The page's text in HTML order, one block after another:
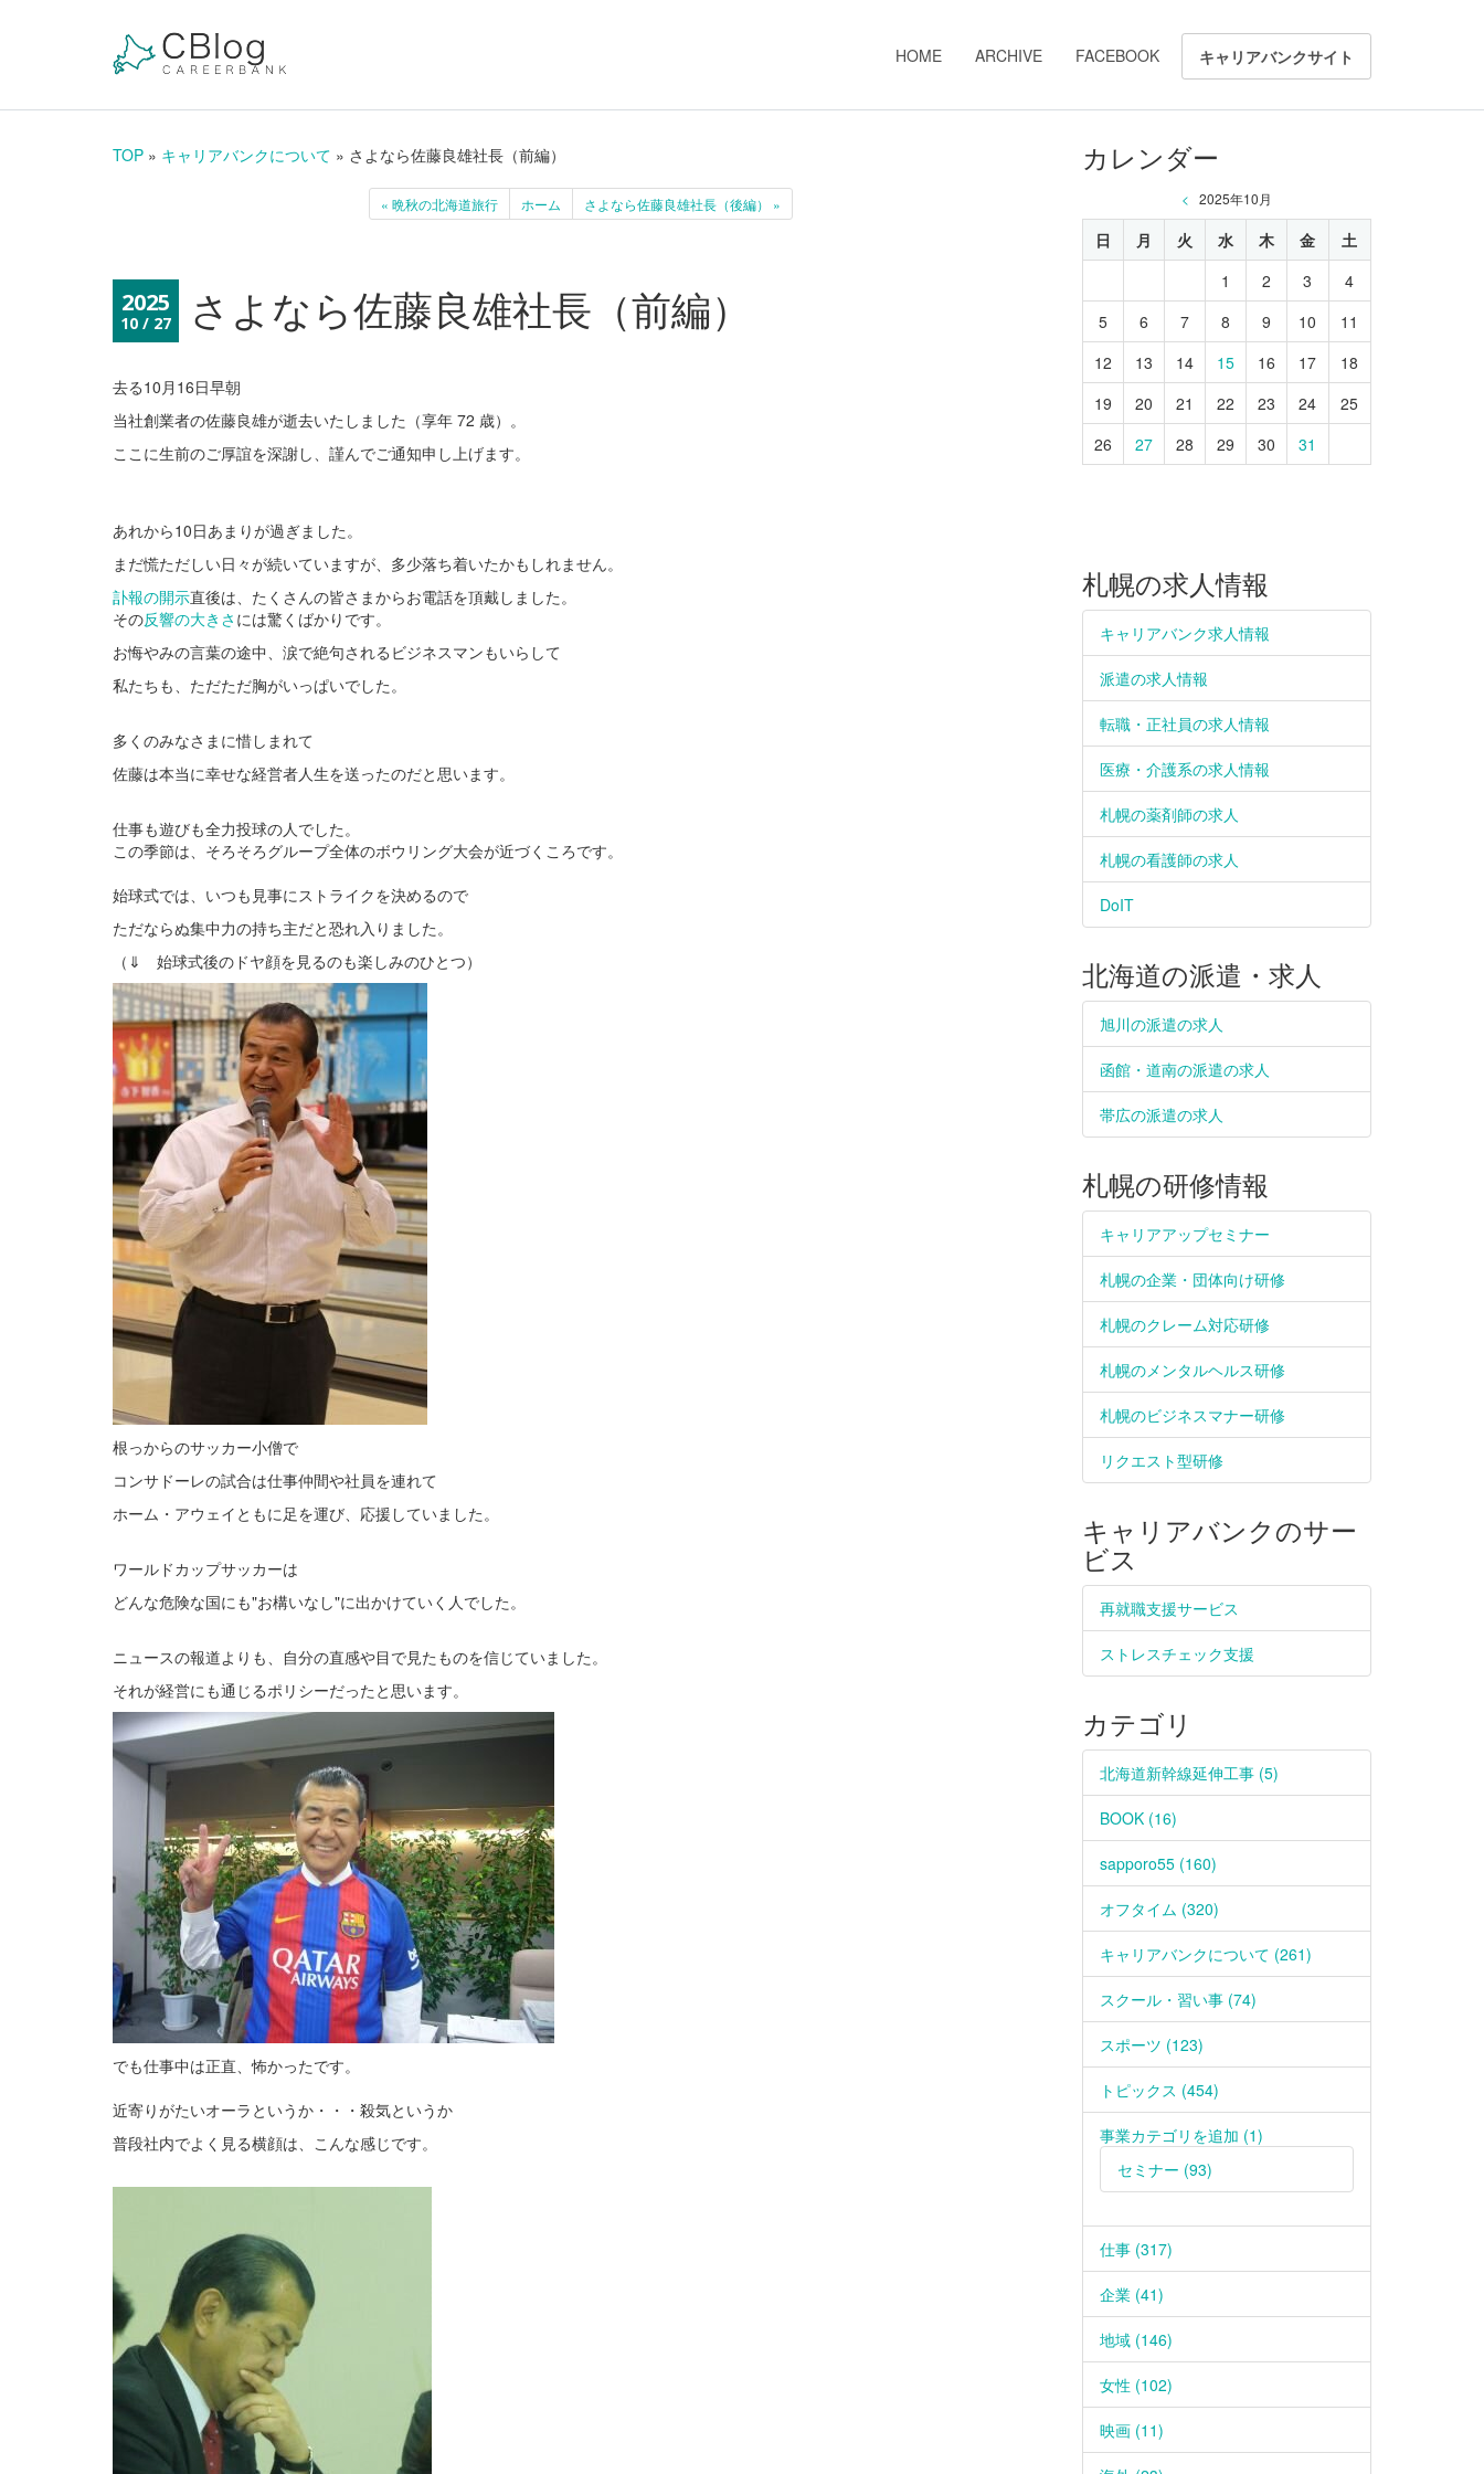
HOME ARCHIVE FACEBOOK キャリアバンクサイト
TOP » キャリアバンクについて » さよなら佐藤良雄社長（前編）
« 晩秋の北海道旅行 ホーム さよなら佐藤良雄社長（後編） »
2025
10 / 27 さよなら佐藤良雄社長（前編）
去る10月16日早朝
当社創業者の佐藤良雄が逝去いたしました（享年 72 歳）。
ここに生前のご厚誼を深謝し、謹んでご通知申し上げます。
あれから10日あまりが過ぎました。
まだ慌ただしい日々が続いていますが、多少落ち着いたかもしれません。
訃報の開示直後は、たくさんの皆さまからお電話を頂戴しました。
その反響の大きさ には驚くばかりです。
お悔やみの言葉の途中、涙で絶句されるビジネスマンもいらして
私たちも、ただただ胸がいっぱいでした。
多くのみなさまに惜しまれて
佐藤は本当に幸せな経営者人生を送ったのだと思います。
仕事も遊びも全力投球の人でした。
この季節は、そろそろグループ全体のボウリング大会が近づくころです。
始球式では、いつも見事にストライクを決めるので
ただならぬ集中力の持ち主だと恐れ入りました。
（⇓ 始球式後のドヤ顔を見るのも楽しみのひとつ）
根っからのサッカー小僧で
コンサドーレの試合は仕事仲間や社員を連れて
ホーム・アウェイともに足を運び、応援していました。
ワールドカップサッカーは
どんな危険な国にも"お構いなし"に出かけていく人でした。
ニュースの報道よりも、自分の直感や目で見たものを信じていました。
それが経営にも通じるポリシーだったと思います。
でも仕事中は正直、怖かったです。
近寄りがたいオーラというか・・・殺気というか
普段社内でよく見る横顔は、こんな感じです。
カレンダー
< 2025年10月
日 月 火 水 木 金
土
1
2 3
4
5
6 7 8 9 10
11
12
13 14 15 16 17
18
19
20 21 22 23 24
25
26
27 28 29 30 31
札幌の求人情報
キャリアバンク求人情報
派遣の求人情報
転職・正社員の求人情報
医療・介護系の求人情報
札幌の薬剤師の求人
札幌の看護師の求人
DoIT
北海道の派遣・求人
旭川の派遣の求人
函館・道南の派遣の求人
帯広の派遣の求人
札幌の研修情報
キャリアアップセミナー
札幌の企業・団体向け研修
札幌のクレーム対応研修
札幌のメンタルヘルス研修
札幌のビジネスマナー研修
リクエスト型研修
キャリアバンクのサー
ビス
再就職支援サービス
ストレスチェック支援
カテゴリ
北海道新幹線延伸工事 (5)
BOOK (16)
sapporo55 (160)
オフタイム (320)
キャリアバンクについて (261)
スクール・習い事 (74)
スポーツ (123)
トピックス (454)
事業カテゴリを追加 (1)
セミナー (93)
仕事 (317)
企業 (41)
地域 (146)
女性 (102)
映画 (11)